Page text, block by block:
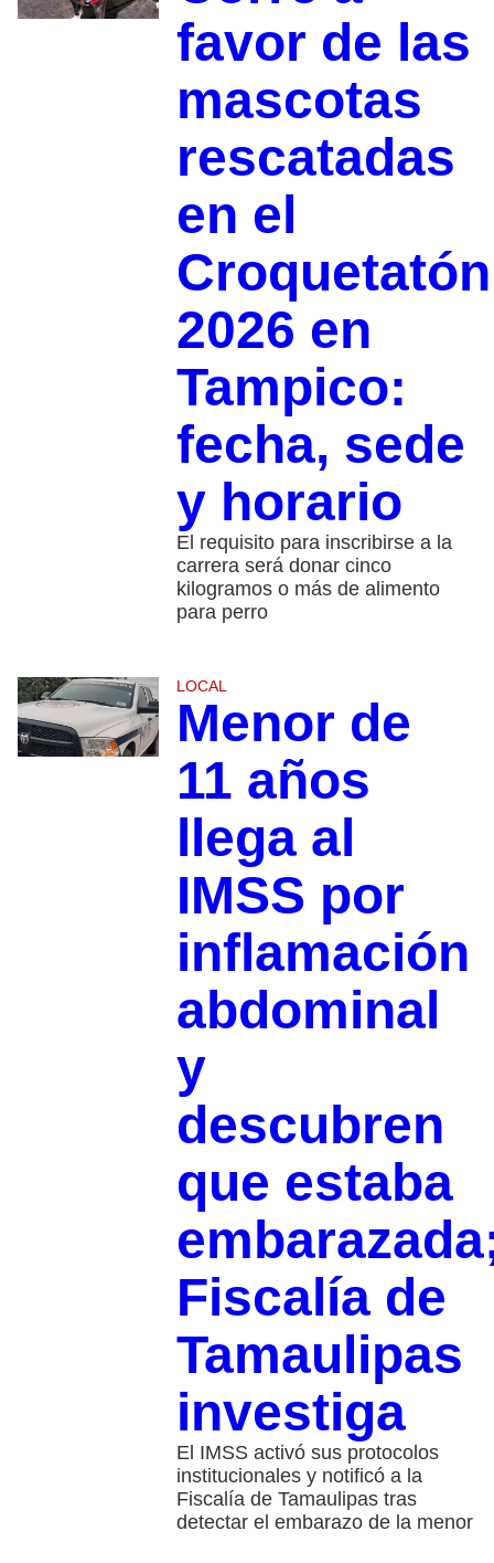
favor de las
mascotas
rescatadas
en el
Croquetatón
2026 en
Tampico:
fecha, sede
y horario
El requisito para inscribirse a la
carrera será donar cinco
kilogramos o más de alimento
para perro
LOCAL
Menor de
11 años
llega al
IMSS por
inflamación
abdominal
y
descubren
que estaba
Fiscalía de
Tamaulipas
investiga
El IMSS activó sus protocolos
institucionales y notificó a la
Fiscalía de Tamaulipas tras
detectar el embarazo de la menor